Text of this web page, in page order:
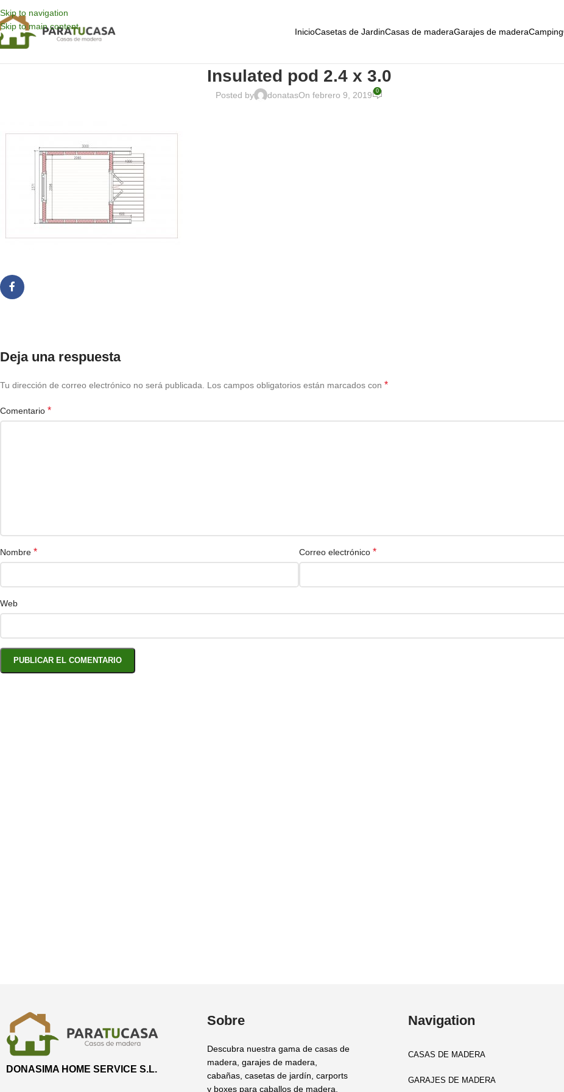
Skip to navigation
Skip to main content
InicioCasetas de JardinCasas de maderaGarajes de maderaCamping
Insulated pod 2.4 x 3.0
Posted by donatasOn febrero 9, 2019 0
Deja una respuesta
Tu dirección de correo electrónico no será publicada. Los campos obligatorios están marcados con *
Comentario *
Nombre * Correo electrónico*
Web
DONASIMA HOME SERVICE S.L.
Sobre
Descubra nuestra gama de casas de
madera, garajes de madera,
cabañas, casetas de jardín, carports
y boxes para caballos de madera,
Navigation
CASAS DE MADERA
GARAJES DE MADERA